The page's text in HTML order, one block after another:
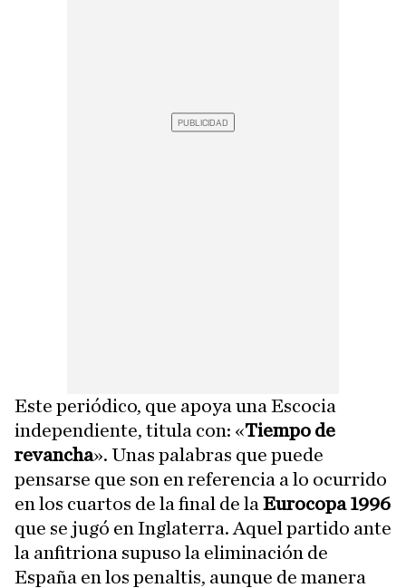
Este periódico, que apoya una Escocia
independiente, titula con: «Tiempo de
revancha». Unas palabras que puede
pensarse que son en referencia a lo ocurrido
en los cuartos de la final de la Eurocopa 1996
que se jugó en Inglaterra. Aquel partido ante
la anfitriona supuso la eliminación de
España en los penaltis, aunque de manera